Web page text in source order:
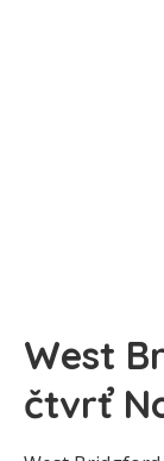
West
čtvrť